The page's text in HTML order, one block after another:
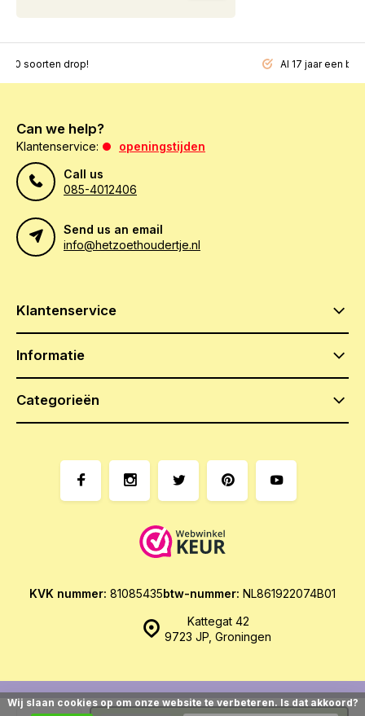
soorten drop! Al 17 jaar een
Can we help?
Klantenservice:
openingstijden
Call us
085-4012406
Send us an email
info@hetzoethoudertje.nl
Klantenservice
Informatie
Categorieën
Kattegat 42
9723 JP, Groningen
KVK nummer: 81085435btw-nummer: NL861922074B01
© Het Zoethoudertje- Theme made by Webdinge.nl Sitemap
Wij slaan cookies op om onze website te verbeteren. Is dat akkoord?